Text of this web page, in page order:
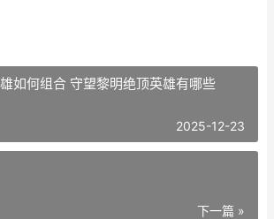
如何组合 守望黎明绝顶英雄有哪些
2025-12-23
下一篇 »